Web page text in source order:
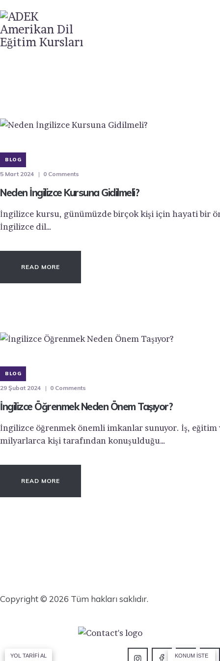
BLOG
5 Mart 2024 0 Comments
Neden İngilizce Kursuna Gidilmeli?
İngilizce kursu, günümüzde birçok kişi için hayati bir
İngilizce dil…
READ MORE
BLOG
29 Şubat 2024 0 Comments
İngilizce Öğrenmek Neden Önem Taşıyor?
İngilizce öğrenmek önemli imkanlar sunuyor. İş,
milyarlarca kişi tarafından konuşulduğu…
READ MORE
Copyright © 2026 Tüm hakları saklıdır.